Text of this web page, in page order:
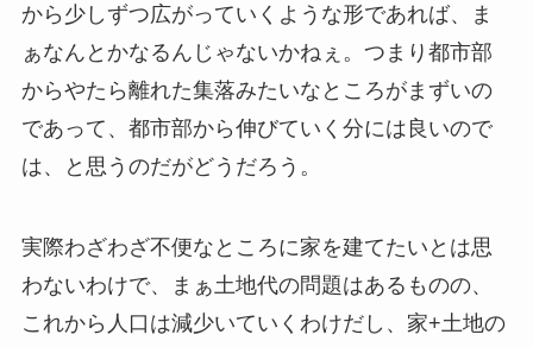
から少しずつ広がっていくような形であれば、ま
ぁなんとかなるんじゃないかねぇ。つまり都市部
からやたら離れた集落みたいなところがまずいの
であって、都市部から伸びていく分には良いので
は、と思うのだがどうだろう。
実際わざわざ不便なところに家を建てたいとは思
わないわけで、まぁ土地代の問題はあるものの、
これから人口は減少いていくわけだし、家+土地の